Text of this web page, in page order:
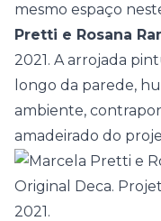
mesmo espaço
Pretti e Rosana
2021. A arrojada
longo da parede,
ambiente,
amadeirado do